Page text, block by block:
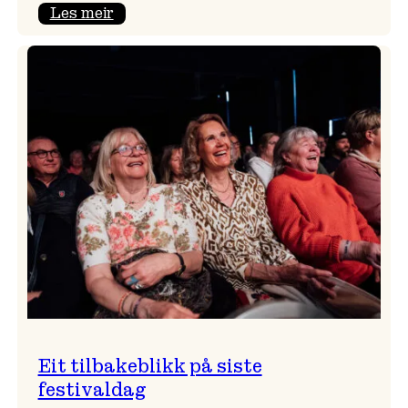
Les meir:
Eit tilbakeblikk på siste
festivaldag